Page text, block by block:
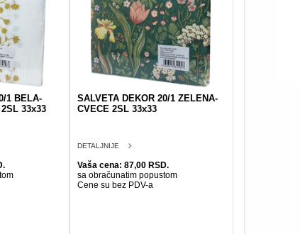
1 BELA-
33x33
SALVETA DEKOR 20/1 ZELENA-
CVECE 2SL 33x33
DETALJNIJE
Vaša cena: 87,00 RSD.
sa obračunatim popustom
Cene su bez PDV-a